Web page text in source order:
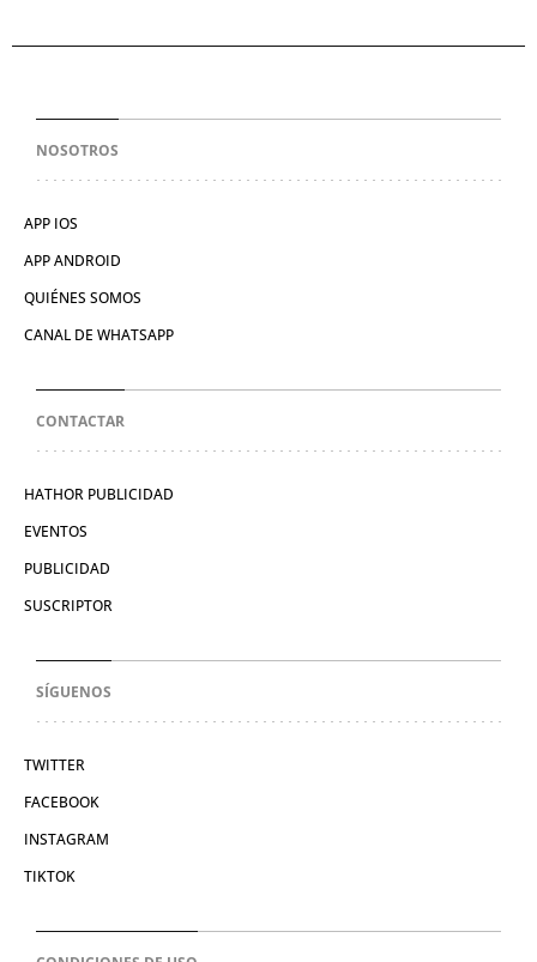
NOSOTROS
APP IOS
APP ANDROID
QUIÉNES SOMOS
CANAL DE WHATSAPP
CONTACTAR
HATHOR PUBLICIDAD
EVENTOS
PUBLICIDAD
SUSCRIPTOR
SÍGUENOS
TWITTER
FACEBOOK
INSTAGRAM
TIKTOK